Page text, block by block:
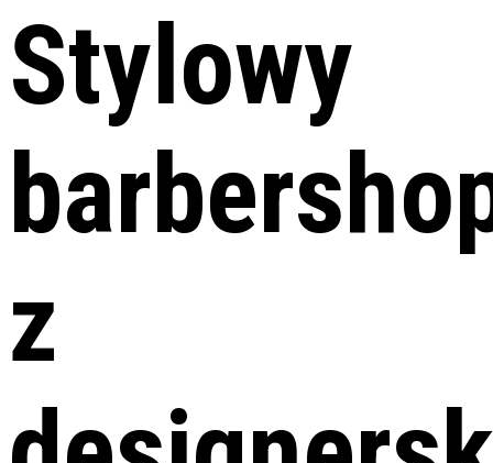
Stylowy
z